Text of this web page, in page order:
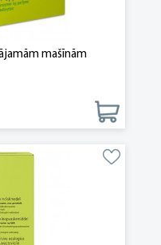
mašīnām